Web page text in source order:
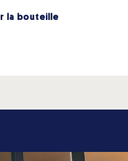
la bouteille